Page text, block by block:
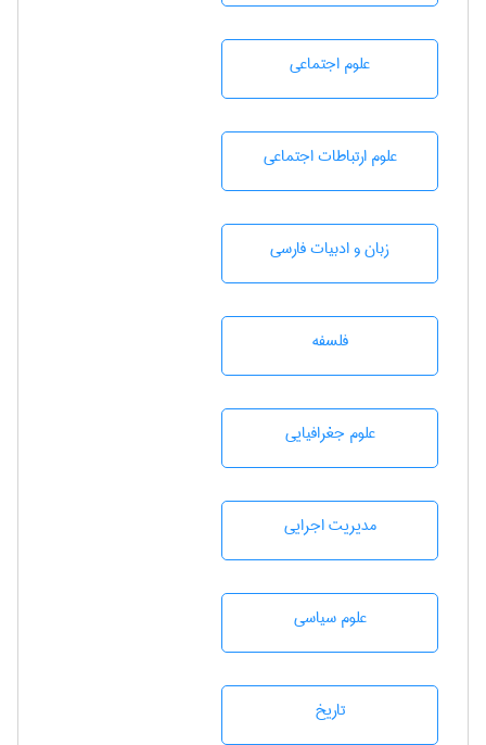
علوم اجتماعی
علوم ارتباطات اجتماعی
زبان و ادبيات فارسی
فلسفه
علوم جغرافيايی
مديريت اجرايی
علوم سياسی
تاريخ